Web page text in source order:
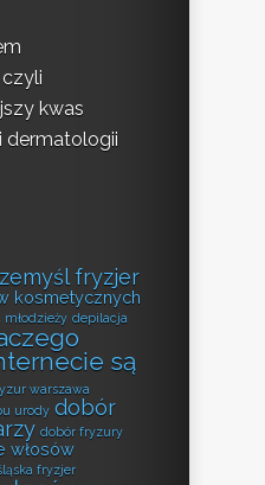
kwas
dermatologii
fryzjer
kosmetycznych
depilacja
są
warszawa
urody dobór
dobór fryzury
włosów
fryzjer